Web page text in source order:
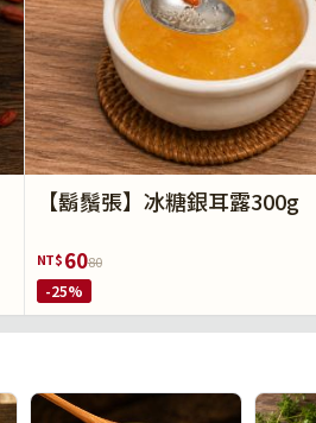
【鬍鬚張】冰糖銀耳露300g
NT$6080
-25%